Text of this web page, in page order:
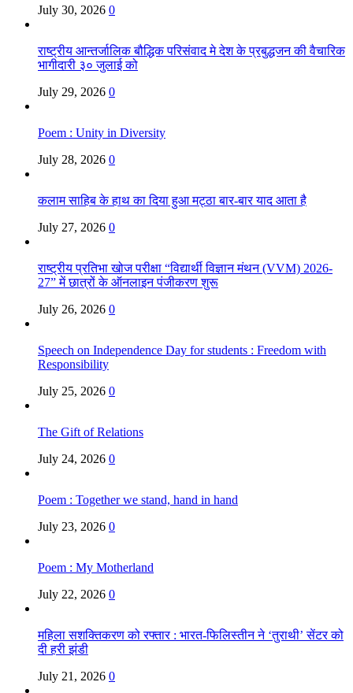
July 30, 2026 0
राष्ट्रीय आन्तर्जालिक बौद्धिक परिसंवाद मे देश के प्रबुद्धजन की वैचारिक
भागीदारी ३० जुलाई को
July 29, 2026 0
Poem : Unity in Diversity
July 28, 2026 0
कलाम साहिब के हाथ का दिया हुआ मट्ठा बार-बार याद आता है
July 27, 2026 0
राष्ट्रीय प्रतिभा खोज परीक्षा “विद्यार्थी विज्ञान मंथन (VVM) 2026-
27” में छात्रों के ऑनलाइन पंजीकरण शुरू
July 26, 2026 0
Speech on Independence Day for students : Freedom with
Responsibility
July 25, 2026 0
The Gift of Relations
July 24, 2026 0
Poem : Together we stand, hand in hand
July 23, 2026 0
Poem : My Motherland
July 22, 2026 0
महिला सशक्तिकरण को रफ्तार : भारत-फिलिस्तीन ने ‘तुराथी’ सेंटर को
दी हरी झंडी
July 21, 2026 0